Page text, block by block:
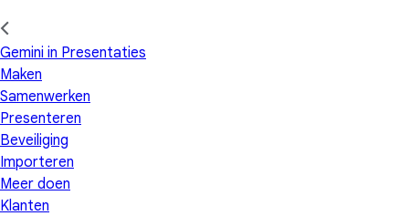
Gemini in Presentaties
Maken
Samenwerken
Presenteren
Beveiliging
Importeren
Meer doen
Klanten